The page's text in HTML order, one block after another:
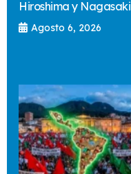
Hiroshima y Nagasaki
Agosto 6, 2026